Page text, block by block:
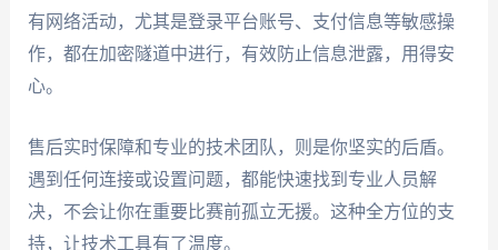
有网络活动，尤其是登录平台账号、支付信息等敏感操
作，都在加密隧道中进行，有效防止信息泄露，用得安
心。
售后实时保障和专业的技术团队，则是你坚实的后盾。
遇到任何连接或设置问题，都能快速找到专业人员解
决，不会让你在重要比赛前孤立无援。这种全方位的支
持，让技术工具有了温度。